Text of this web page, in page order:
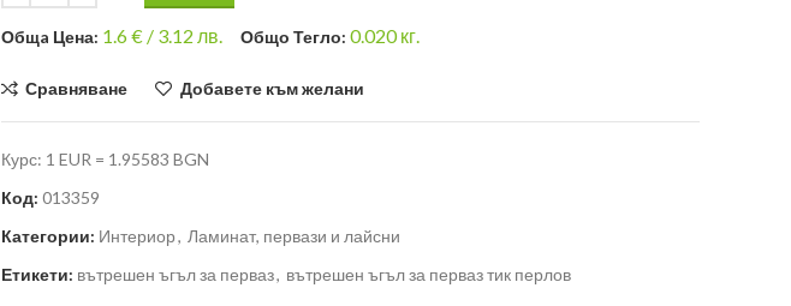
Общa Цена: 1.6€ / 3.12 лв. Общо Тегло: 0.020кг.
Сравняване Добавете към желани
Курс: 1 EUR = 1.95583 BGN
Код: 013359
Категории: Интериор, Ламинат, первази и лайсни
Етикети: вътрешен ъгъл за перваз, вътрешен ъгъл за перваз тик перлов